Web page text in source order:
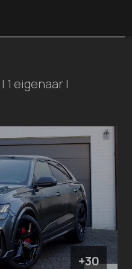
1 eigenaar |
+30